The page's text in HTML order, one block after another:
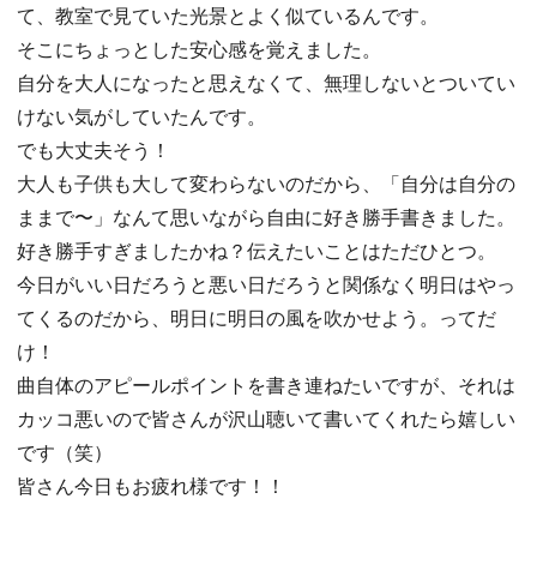
て、教室で見ていた光景とよく似ているんです。
そこにちょっとした安心感を覚えました。
自分を大人になったと思えなくて、無理しないとついてい
けない気がしていたんです。
でも大丈夫そう！
大人も子供も大して変わらないのだから、「自分は自分の
ままで〜」なんて思いながら自由に好き勝手書きました。
好き勝手すぎましたかね？伝えたいことはただひとつ。
今日がいい日だろうと悪い日だろうと関係なく明日はやっ
てくるのだから、明日に明日の風を吹かせよう。ってだ
け！
曲自体のアピールポイントを書き連ねたいですが、それは
カッコ悪いので皆さんが沢山聴いて書いてくれたら嬉しい
です（笑）
皆さん今日もお疲れ様です！！